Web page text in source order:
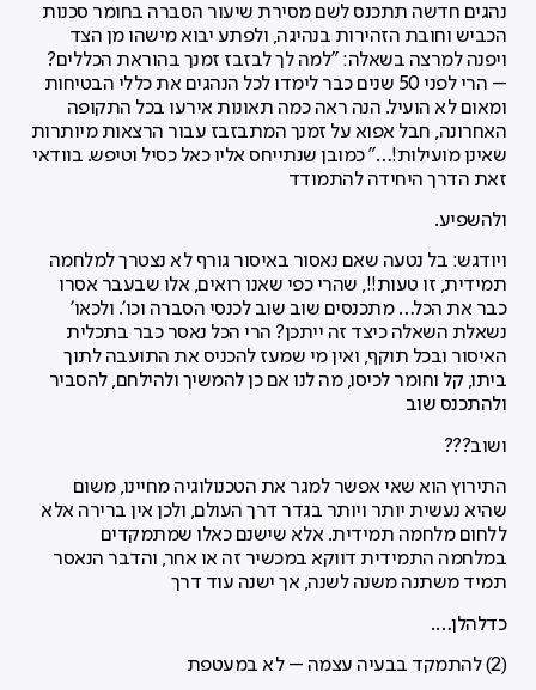
נהגים חדשה תתכנס לשם מסירת שיעור הסברה בחומר סכנות
הכביש וחובת הזהירות בנהיגה, ולפתע יבוא מישהו מן הצד
ויפנה למרצה בשאלה: "למה לך לבזבז זמנך בהוראת הכללים?
– הרי לפני 50 שנים כבר לימדו לכל הנהגים את כללי הבטיחות
ומאום לא הועיל. הנה ראה כמה תאונות אירעו בכל התקופה
האחרונה, חבל אפוא על זמנך המתבזבז עבור הרצאות מיותרות
שאינן מועילות!…" כמובן שנתייחס אליו כאל כסיל וטיפש. בוודאי
זאת הדרך היחידה להתמודד
ולהשפיע.
ויודגש: בל נטעה שאם נאסור באיסור גורף לא נצטרך למלחמה
תמידית, זו טעות!!, שהרי כפי שאנו רואים, אלו שבעבר אסרו
כבר את הכל… מתכנסים שוב שוב לכנסי הסברה וכו'. ולכאו'
נשאלת השאלה כיצד זה ייתכן? הרי הכל נאסר כבר בתכלית
האיסור ובכל תוקף, ואין מי שמעז להכניס את התועבה לתוך
ביתו, קל וחומר לכיסו, מה לנו אם כן להמשיך ולהילחם, להסביר
ולהתכנס שוב
ושוב???
התירוץ הוא שאי אפשר למגר את הטכנולוגיה מחיינו, משום
שהיא נעשית יותר ויותר בגדר דרך העולם, ולכן אין ברירה אלא
ללחום מלחמה תמידית. אלא שישנם כאלו שמתמקדים
במלחמה התמידית דווקא במכשיר זה או אחר, והדבר הנאסר
תמיד משתנה משנה לשנה, אך ישנה עוד דרך
כדלהלן….
(2) להתמקד בבעיה עצמה – לא במעטפת